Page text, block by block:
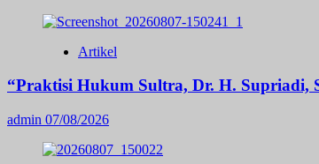
Artikel
“Praktisi Hukum Sultra, Dr. H. Supriadi,
admin 07/08/2026